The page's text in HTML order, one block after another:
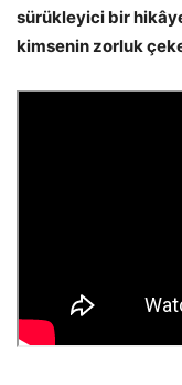
sürükleyici bir
kimsenin zorluk